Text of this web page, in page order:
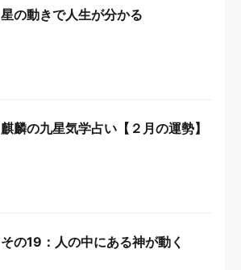
星の動きで人生が分かる
麒麟の九星気学占い【２月の運勢】
その19：人の中にある神が動く